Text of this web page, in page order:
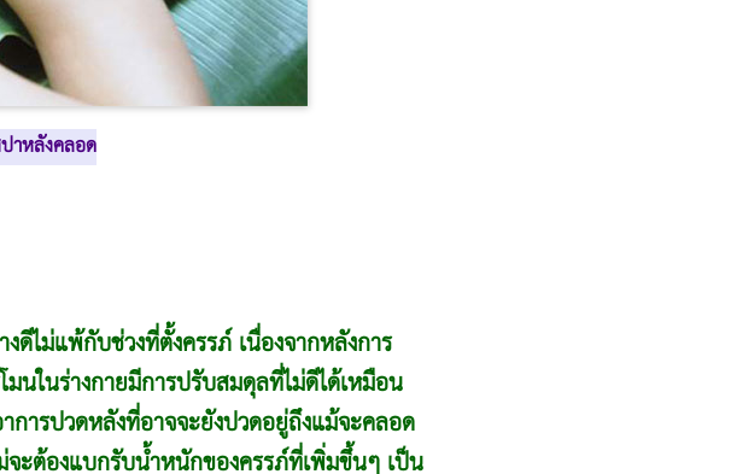
าหลังคลอด
ดีไม่แพ้กับช่วงที่ตั้งครรภ์ เนื่องจากหลังการ
ในร่างกายมีการปรับสมดุลที่ไม่ดีได้เหมือน
การปวดหลังที่อาจจะยังปวดอยู่ถึงแม้จะคลอด
ะต้องแบกรับน้ำหนักของครรภ์ที่เพิ่มขึ้นๆ เป็น